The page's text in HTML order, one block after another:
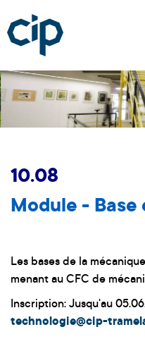
10.08
Module - Base
Les bases de la
menant au CFC de
Inscription: Jusqu'au
technologie@cip-